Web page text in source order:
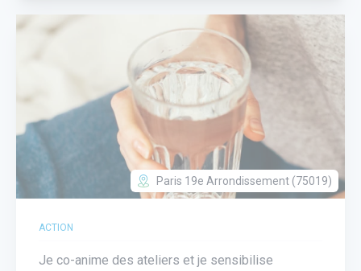
Paris 19e Arrondissement (75019)
ACTION
Je co-anime des ateliers et je sensibilise